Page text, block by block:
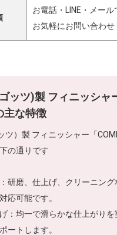
お電話・LINE・メール
お気軽にお問い合わせ
ッツ)製 フィニッシャ
主な特徴
ツ）製 フィニッシャー「
の通りです
研磨、仕上げ、クリーニン
応可能です。
：均一で滑らかな仕上がり
ートします。